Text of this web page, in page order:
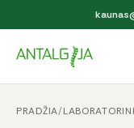
PRADŽIA/